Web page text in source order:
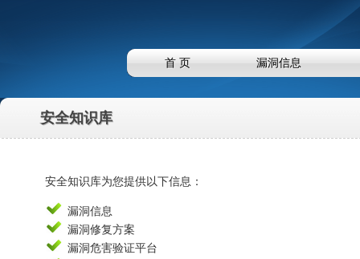
首 页
首 页 漏洞信息
漏洞信息
安全知识库
安全知识库
安全知识库为您提供以下信息：
漏洞信息
漏洞修复方案
漏洞危害验证平台